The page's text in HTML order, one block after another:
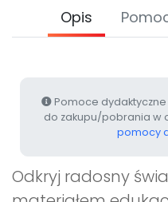
Opis
Pomoce
do zakupu/pobrania w
pomocy
Odkryj radosny